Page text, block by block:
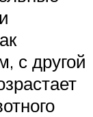
с другой